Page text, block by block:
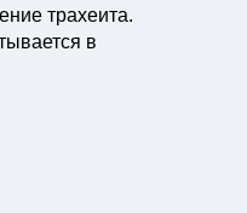
трахеита.
в